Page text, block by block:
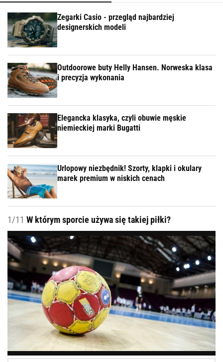
Zegarki Casio - przegląd najbardziej
designerskich modeli
Outdoorowe buty Helly Hansen. Norweska klasa
i precyzja wykonania
Elegancka klasyka, czyli obuwie męskie
niemieckiej marki Bugatti
Urlopowy niezbędnik! Szorty, klapki i okulary
marek premium w niskich cenach
1/11 W którym sporcie używa się takiej piłki?